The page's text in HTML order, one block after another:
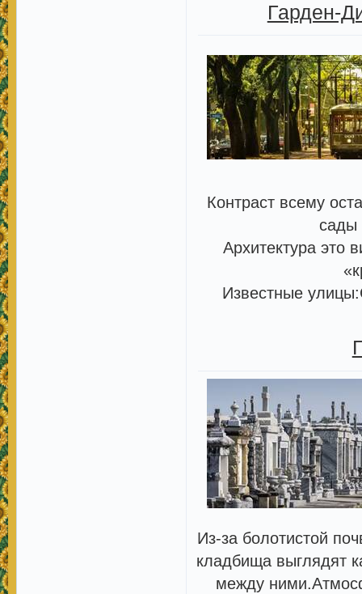
Гарден-
Контраст всему
сады
Архитектура это
Известные
Из-за болотистой
кладбища выглядят
между